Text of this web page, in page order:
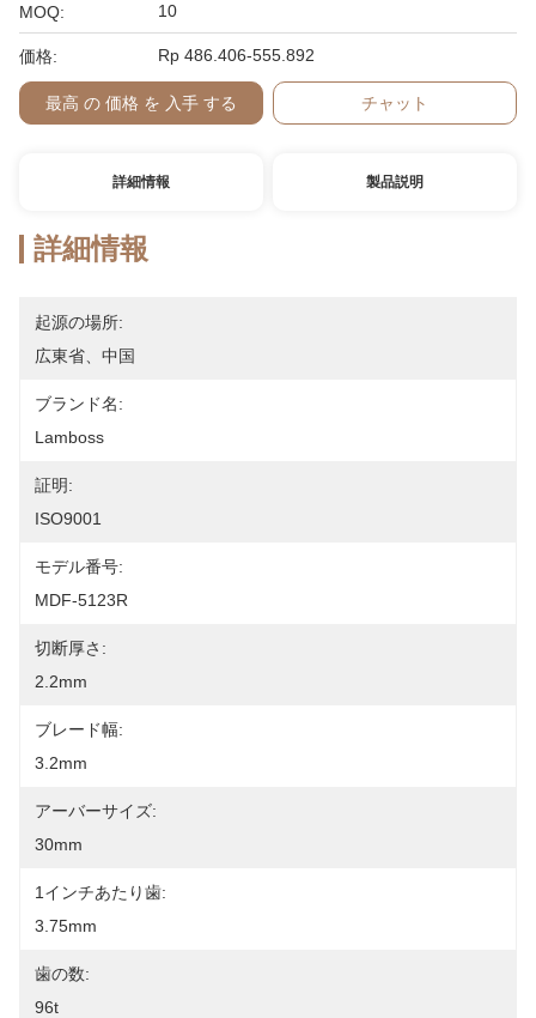
MOQ: 10
価格: Rp 486.406-555.892
最高 の 価格 を 入手 する チャット
詳細情報 製品説明
詳細情報
起源の場所:
広東省、中国
ブランド名:
Lamboss
証明:
ISO9001
モデル番号:
MDF-5123R
切断厚さ:
2.2mm
ブレード幅:
3.2mm
アーバーサイズ:
30mm
1インチあたり歯:
3.75mm
歯の数:
96t